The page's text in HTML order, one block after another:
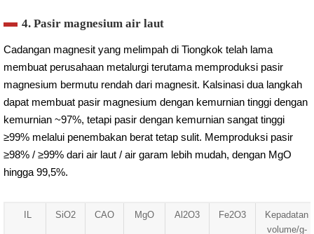
0.30 1.35 96.90
4. Pasir magnesium air laut
Cadangan magnesit yang melimpah di Tiongkok telah lama
membuat perusahaan metalurgi terutama memproduksi pasir
magnesium bermutu rendah dari magnesit. Kalsinasi dua langkah
dapat membuat pasir magnesium dengan kemurnian tinggi dengan
kemurnian ~97%, tetapi pasir dengan kemurnian sangat tinggi
≥99% melalui penembakan berat tetap sulit. Memproduksi pasir
≥98% / ≥99% dari air laut / air garam lebih mudah, dengan MgO
hingga 99,5%.
IL SiO2 CAO MgO Al2O3 Fe2O3
Kepadatan
volume/g-